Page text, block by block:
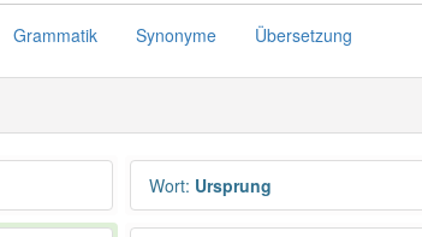
Grammatik Synonyme Übersetzung
Wort: Ursprung